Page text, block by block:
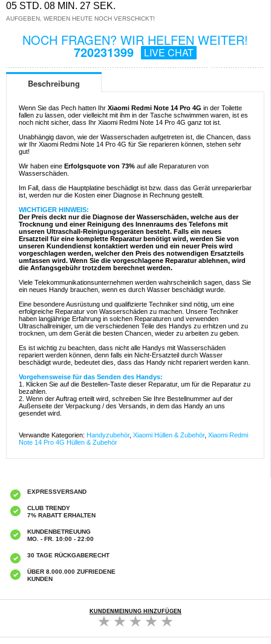
05 STD. 08 MIN. 27 SEK.
AUFGEBEN, WERDEN HEUTE NOCH VERSCHICKT!
NOCH FRAGEN? WIR HELFEN WEITER!
720231399 LIVE CHAT
Beschreibung
Wenn Sie das Pech hatten Ihr Xiaomi Redmi Note 14 Pro 4G in der Toilette
fallen zu lassen, oder vielleicht mit ihm in der Tasche schwimmen waren, ist es
noch nicht sicher, dass Ihr Xiaomi Redmi Note 14 Pro 4G ganz tot ist.
Unabhängig davon, wie der Wasserschaden aufgetreten ist, die Chancen, dass
wir Ihr Xiaomi Redmi Note 14 Pro 4G für Sie reparieren können, stehen sehr
gut!
Wir haben eine Erfolgsquote von 73% auf alle Reparaturen von
Wasserschäden.
Im Fall, dass die Hauptplatine beschädigt ist bzw. dass das Gerät unreparierbar
ist, werden nur die Kosten einer Diagnose in Rechnung gestellt.
WICHTIGER HINWEIS:
Der Preis deckt nur die Diagnose der Wasserschäden, welche aus der
Trocknung und einer Reinigung des Innenraums des Telefons mit
unseren Ultraschall-Reinigungsgeräten besteht. Falls ein neues
Ersatzteil für eine komplette Reparatur benötigt wird, werden Sie von
unseren Kundendienst kontaktiert werden und ein neuer Preis wird
vorgeschlagen werden, welcher den Preis des notwendigen Ersatzteils
umfassen wird. Wenn Sie die vorgeschlagene Reparatur ablehnen, wird
die Anfangsgebühr trotzdem berechnet werden.
Viele Telekommunikationsunternehmen werden wahrscheinlich sagen, dass Sie
ein neues Handy brauchen, wenn es durch Wasser beschädigt wurde.
Eine besondere Ausrüstung und qualifizierte Techniker sind nötig, um eine
erfolgreiche Reparatur von Wasserschäden zu machen. Unsere Techniker
haben langjährige Erfahrung in solchen Reparaturen und verwenden
Ultraschallreiniger, um die verschiedenen Teile des Handys zu erhitzen und zu
trocknen, um dem Gerät die besten Chancen, wieder zu arbeiten zu geben.
Es ist wichtig zu beachten, dass nicht alle Handys mit Wasserschäden
repariert werden können, denn falls ein Nicht-Ersatzteil durch Wasser
beschädigt wurde, bedeutet dies, dass das Handy nicht repariert werden kann.
Vorgehensweise für das Senden des Handys:
1. Klicken Sie auf die Bestellen-Taste dieser Reparatur, um für die Reparatur zu
bezahlen.
2. Wenn der Auftrag erteilt wird, schreiben Sie Ihre Bestellnummer auf der
Außenseite der Verpackung / des Versands, in dem das Handy an uns
gesendet wird.
Verwandte Kategorien: Handyzubehör, Xiaomi Hüllen & Zubehör, Xiaomi Redmi
Note 14 Pro 4G Hüllen & Zubehör
EXPRESSVERSAND
CLUB TRENDY
7% RABATT ERHALTEN
KUNDENBETREUUNG
MO. - FR. 10:00 - 22:00
30 TAGE RÜCKGABERECHT
ÜBER 8.000.000 ZUFRIEDENE
KUNDEN
KUNDENMEINUNG HINZUFÜGEN